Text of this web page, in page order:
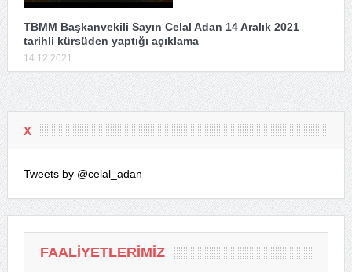
TBMM Başkanvekili Sayın Celal Adan 14 Aralık 2021
tarihli kürsüden yaptığı açıklama
14.12.2021
X
Tweets by @celal_adan
FAALIYETLERIMIZ